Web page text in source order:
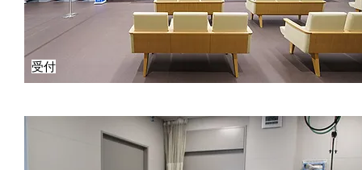
受付